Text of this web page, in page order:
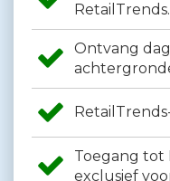
Ontvang
Toegang tot
exclusief